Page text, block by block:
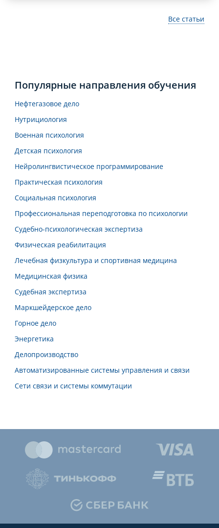
Все статьи
Популярные направления обучения
Нефтегазовое дело
Нутрициология
Военная психология
Детская психология
Нейролингвистическое программирование
Практическая психология
Социальная психология
Профессиональная переподготовка по психологии
Судебно-психологическая экспертиза
Физическая реабилитация
Лечебная физкультура и спортивная медицина
Медицинская физика
Судебная экспертиза
Маркшейдерское дело
Горное дело
Энергетика
Делопроизводство
Автоматизированные системы управления и связи
Сети связи и системы коммутации